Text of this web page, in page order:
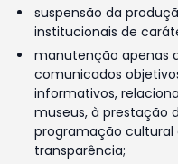
suspensão da
institucionais de
manutenção apenas
comunicados
informativos,
museus, à prestação
programação cultural
transparência;